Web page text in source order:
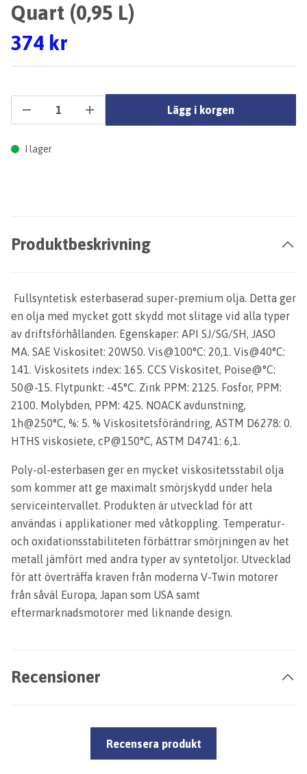
Quart (0,95 L)
374 kr
Lägg i korgen
I lager
Produktbeskrivning
Fullsyntetisk esterbaserad super-premium olja. Detta ger
en olja med mycket gott skydd mot slitage vid alla typer
av driftsförhållanden. Egenskaper: API SJ/SG/SH, JASO
MA. SAE Viskositet: 20W50. Vis@100°C: 20,1. Vis@40°C:
141. Viskositets index: 165. CCS Viskositet, Poise@°C:
50@-15. Flytpunkt: -45°C. Zink PPM: 2125. Fosfor, PPM:
2100. Molybden, PPM: 425. NOACK avdunstning,
1h@250°C, %: 5. % Viskositetsförändring, ASTM D6278: 0.
HTHS viskosiete, cP@150°C, ASTM D4741: 6,1.
Poly-ol-esterbasen ger en mycket viskositetsstabil olja
som kommer att ge maximalt smörjskydd under hela
serviceintervallet. Produkten är utvecklad för att
användas i applikationer med våtkoppling. Temperatur-
och oxidationsstabiliteten förbättrar smörjningen av het
metall jämfört med andra typer av syntetoljor. Utvecklad
för att överträffa kraven från moderna V-Twin motorer
från såväl Europa, Japan som USA samt
eftermarknadsmotorer med liknande design.
Recensioner
Recensera produkt